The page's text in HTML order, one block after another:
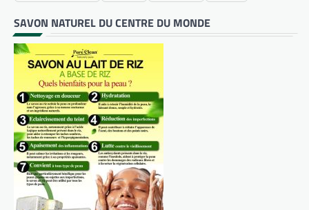
SAVON NATUREL DU CENTRE DU MONDE